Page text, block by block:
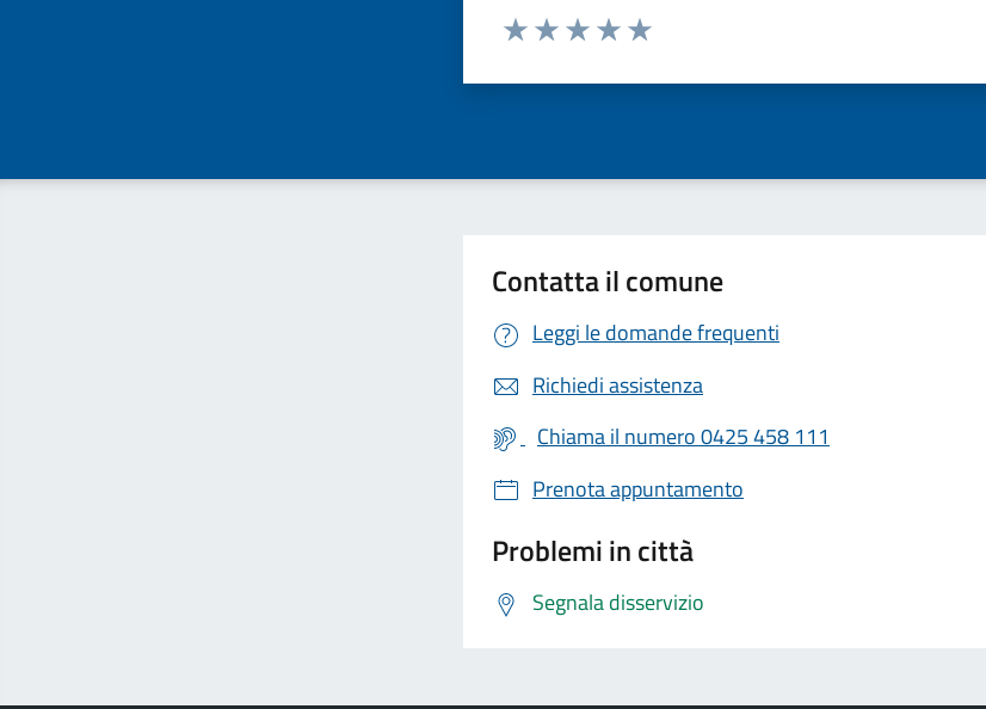
Valuta da 1 a 5 stelle la pagina
Contatta il comune
Leggi le domande frequenti
Richiedi assistenza
Chiama il numero 0425 458 111
Prenota appuntamento
Problemi in città
Segnala disservizio